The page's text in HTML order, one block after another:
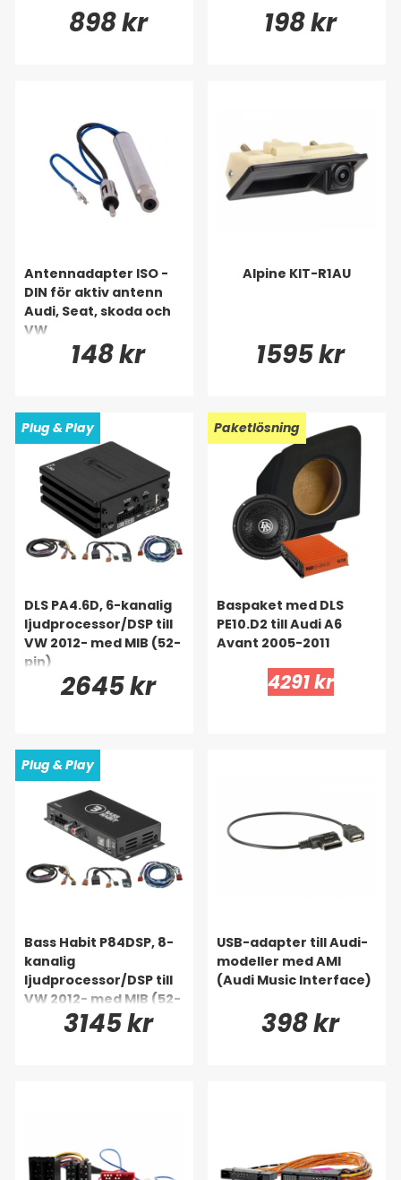
898 kr 198 kr
Antennadapter ISO -
DIN för aktiv antenn
Audi, Seat, skoda och
VW
148 kr
Alpine KIT-R1AU
1595 kr
Plug & Play
DLS PA4.6D, 6-kanalig
ljudprocessor/DSP till
VW 2012- med MIB (52-
pin)
2645 kr
Paketlösning
Baspaket med DLS
PE10.D2 till Audi A6
Avant 2005-2011
4291 kr
Plug & Play
Bass Habit P84DSP, 8-
kanalig
ljudprocessor/DSP till
VW 2012- med MIB (52-
3145 kr
USB-adapter till Audi-
modeller med AMI
(Audi Music Interface)
398 kr